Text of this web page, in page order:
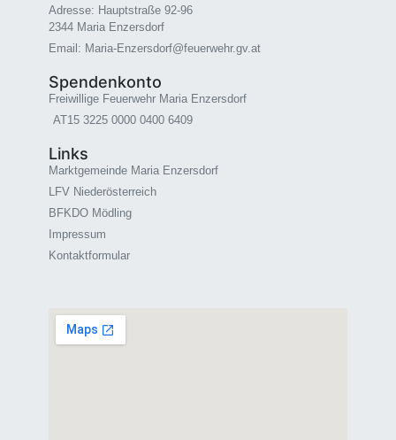
Adresse: Hauptstraße 92-96
2344 Maria Enzersdorf
Email: Maria-Enzersdorf@feuerwehr.gv.at
Spendenkonto
Freiwillige Feuerwehr Maria Enzersdorf
AT15 3225 0000 0400 6409
Links
Marktgemeinde Maria Enzersdorf
LFV Niederösterreich
BFKDO Mödling
Impressum
Kontaktformular